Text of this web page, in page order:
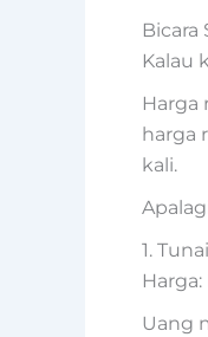
Bicara
Kalau
Harga
harga
kali.
1.
Uang